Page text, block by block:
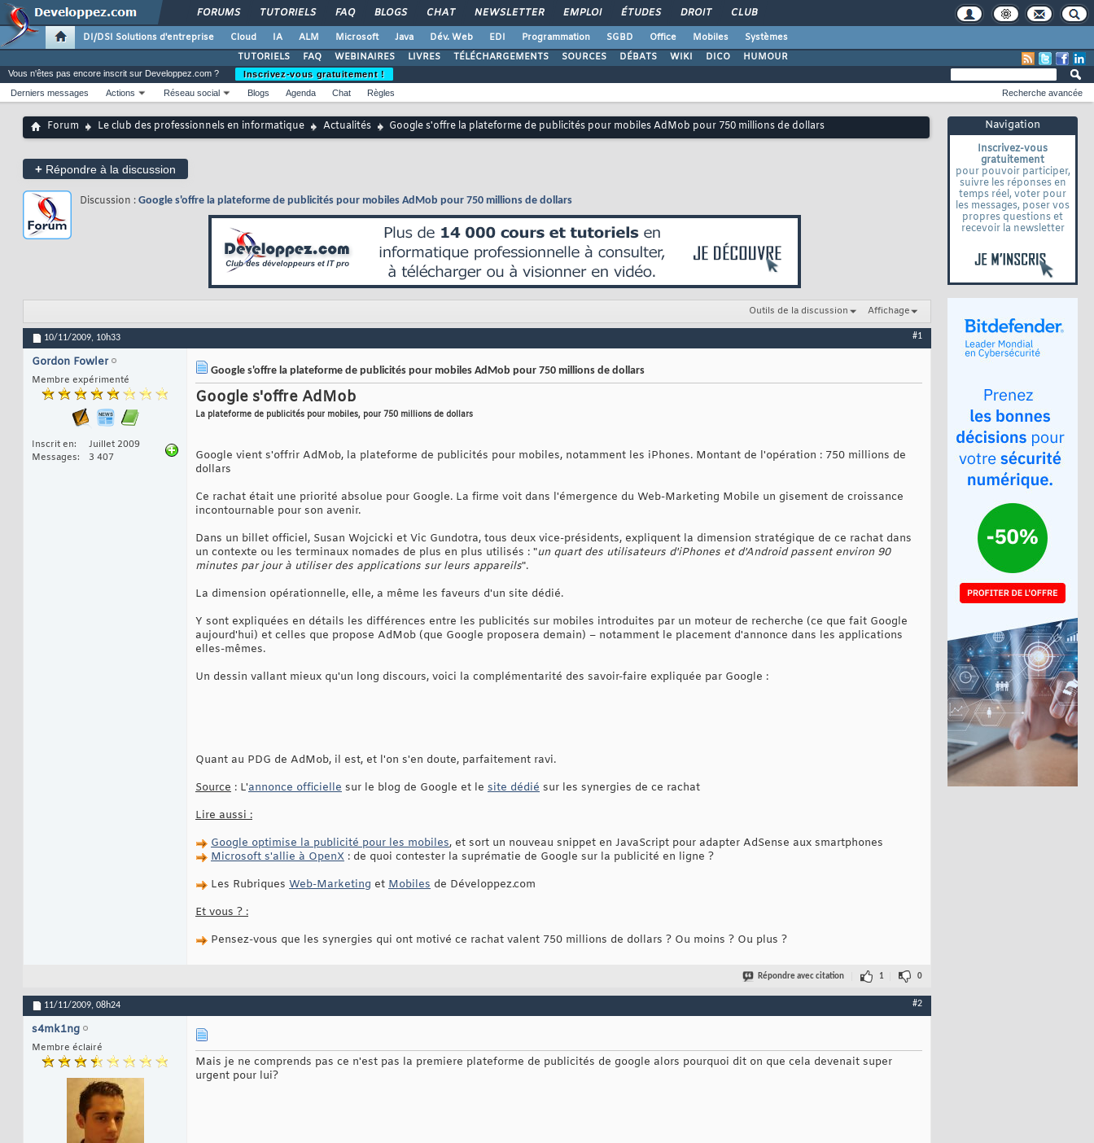
FORUMS TUTORIELS FAQ BLOGS CHAT NEWSLETTER EMPLOI ÉTUDES DROIT CLUB
DI/DSI Solutions d'entreprise Cloud IA ALM Microsoft Java Dév. Web EDI Programmation SGBD Office Mobiles
Systèmes
TUTORIELS
FAQ WEBINAIRES LIVRES TÉLÉCHARGEMENTS SOURCES DÉBATS WIKI DICO HUMOUR
Navigation
Inscrivez-vous
gratuitement
pour pouvoir participer,
suivre les réponses en
temps réel, voter pour
les messages, poser vos
propres questions et
recevoir la newsletter
Vous n'êtes pas encore inscrit sur Developpez.com ?
Inscrivez-vous gratuitement !
Derniers messages
Actions Réseau social Blogs Agenda Chat Règles Recherche avancée
Forum Le club des professionnels en informatique Actualités Google s'offre la plateforme de publicités pour mobiles AdMob pour 750 millions de dollars
+ Répondre à la discussion
Discussion : Google s'offre la plateforme de publicités pour mobiles AdMob pour 750 millions de dollars
Outils de la discussion Affichage
10/11/2009, 10h33 #1
Gordon Fowler
Membre expérimenté
Inscrit en
Juillet 2009
Messages
3 407
Google s'offre la plateforme de publicités pour mobiles AdMob pour 750 millions de dollars
Google s'offre AdMob
La plateforme de publicités pour mobiles, pour 750 millions de dollars
Google vient s'offrir AdMob, la plateforme de publicités pour mobiles, notamment les iPhones. Montant de l'opération : 750 millions de
dollars
Ce rachat était une priorité absolue pour Google. La firme voit dans l'émergence du Web-Marketing Mobile un gisement de croissance
incontournable pour son avenir.
Dans un billet officiel, Susan Wojcicki et Vic Gundotra, tous deux vice-présidents, expliquent la dimension stratégique de ce rachat dans
un contexte ou les terminaux nomades de plus en plus utilisés : "un quart des utilisateurs d'iPhones et d'Android passent environ 90
minutes par jour à utiliser des applications sur leurs appareils".
La dimension opérationnelle, elle, a même les faveurs d'un site dédié.
Y sont expliquées en détails les différences entre les publicités sur mobiles introduites par un moteur de recherche (ce que fait Google
aujourd'hui) et celles que propose AdMob (que Google proposera demain) – notamment le placement d'annonce dans les applications
elles-mêmes.
Un dessin vallant mieux qu'un long discours, voici la complémentarité des savoir-faire expliquée par Google :
Quant au PDG de AdMob, il est, et l'on s'en doute, parfaitement ravi.
Source : L'annonce officielle sur le blog de Google et le site dédié sur les synergies de ce rachat
Lire aussi :
Google optimise la publicité pour les mobiles, et sort un nouveau snippet en JavaScript pour adapter AdSense aux smartphones
Microsoft s'allie à OpenX : de quoi contester la suprématie de Google sur la publicité en ligne ?
Les Rubriques Web-Marketing et Mobiles de Développez.com
Et vous ? :
Pensez-vous que les synergies qui ont motivé ce rachat valent 750 millions de dollars ? Ou moins ? Ou plus ?
Répondre avec citation 1 0
11/11/2009, 08h24 #2
s4mk1ng
Membre éclairé
Mais je ne comprends pas ce n'est pas la premiere plateforme de publicités de google alors pourquoi dit on que cela devenait super
urgent pour lui?